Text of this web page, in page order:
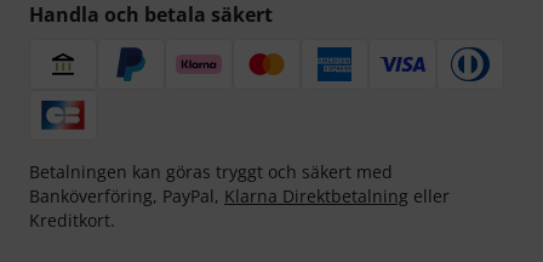
Handla och betala säkert
Betalningen kan göras tryggt och säkert med
Banköverföring, PayPal, Klarna Direktbetalning eller
Kreditkort.